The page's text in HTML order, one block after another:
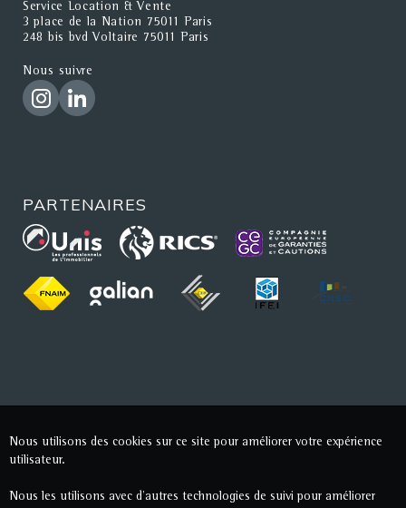
Service Location & Vente
3 place de la Nation 75011 Paris
248 bis bvd Voltaire 75011 Paris
Nous suivre
PARTENAIRES
Nous utilisons des cookies sur ce site pour améliorer votre expérience
utilisateur.
Nous les utilisons avec d'autres technologies de suivi pour améliorer